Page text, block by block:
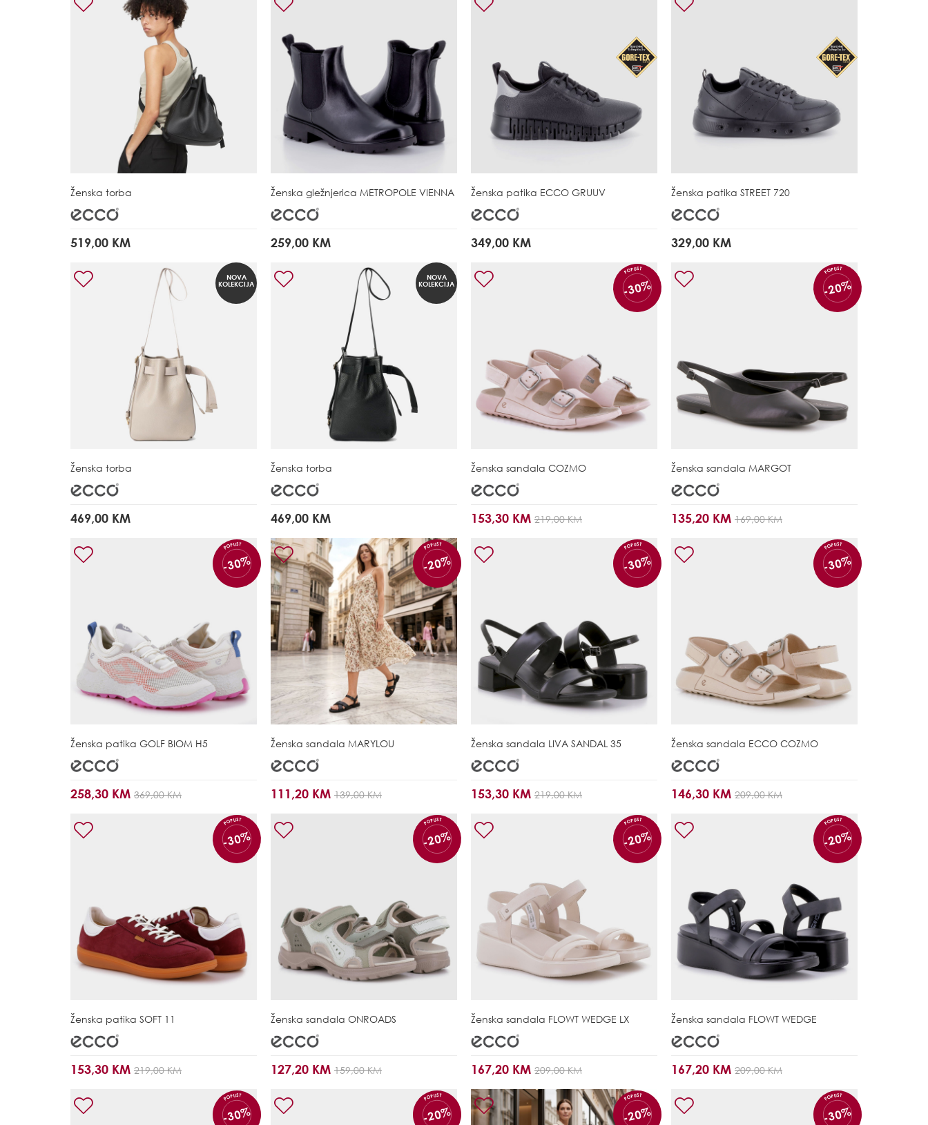
Ženska torba
519,00 KM
Ženska gležnjerica METROPOLE VIENNA
259,00 KM
Ženska patika ECCO GRUUV
349,00 KM
Ženska patika STREET 720
329,00 KM
NOVA
KOLEKCIJA
Ženska torba
469,00 KM
NOVA
KOLEKCIJA
Ženska torba
469,00 KM
POPUST
-30%
Ženska sandala COZMO
153,30 KM 219,00 KM
POPUST
-20%
Ženska sandala MARGOT
135,20 KM 169,00 KM
POPUST
-30%
Ženska patika GOLF BIOM H5
258,30 KM 369,00 KM
POPUST
-20%
Ženska sandala MARYLOU
111,20 KM 139,00 KM
POPUST
-30%
Ženska sandala LIVA SANDAL 35
153,30 KM 219,00 KM
POPUST
-30%
Ženska sandala ECCO COZMO
146,30 KM 209,00 KM
POPUST
-30%
Ženska patika SOFT 11
153,30 KM 219,00 KM
POPUST
-20%
Ženska sandala ONROADS
127,20 KM 159,00 KM
POPUST
-20%
Ženska sandala FLOWT WEDGE LX
167,20 KM 209,00 KM
POPUST
-20%
Ženska sandala FLOWT WEDGE
167,20 KM 209,00 KM
POPUST
-30%
POPUST
-20%
POPUST
-20%
POPUST
-30%